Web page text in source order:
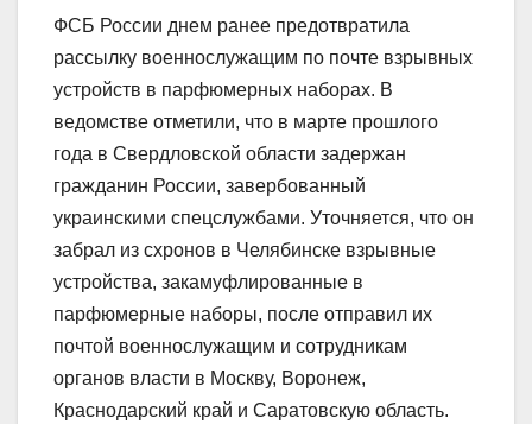
ФСБ России днем ранее предотвратила
рассылку военнослужащим по почте взрывных
устройств в парфюмерных наборах. В
ведомстве отметили, что в марте прошлого
года в Свердловской области задержан
гражданин России, завербованный
украинскими спецслужбами. Уточняется, что он
забрал из схронов в Челябинске взрывные
устройства, закамуфлированные в
парфюмерные наборы, после отправил их
почтой военнослужащим и сотрудникам
органов власти в Москву, Воронеж,
Краснодарский край и Саратовскую область.